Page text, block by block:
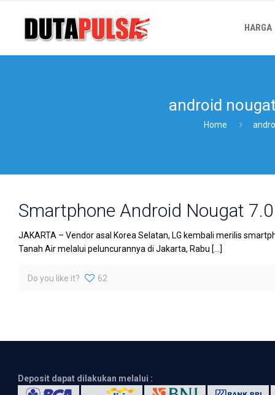
HARGA
android
Home
Smartphone Android Nougat
JAKARTA – Vendor asal Korea Selatan, LG kembali merilis
Tanah Air melalui peluncurannya di Jakarta, Rabu […]
Do you like it? 62
Deposit dapat dilakukan melalui :